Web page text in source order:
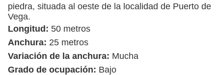
piedra, situada al oeste de la localidad de Puerto de
Vega.
Longitud: 50 metros
Anchura: 25 metros
Variación de la anchura: Mucha
Grado de ocupación: Bajo